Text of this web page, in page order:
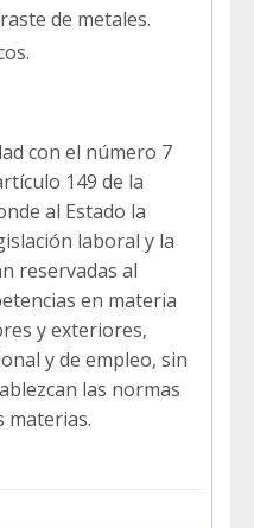
de metales.
con el número 7
149 de la
al Estado la
laboral y la
reservadas al
en materia
y exteriores,
y de empleo, sin
las normas
materias.